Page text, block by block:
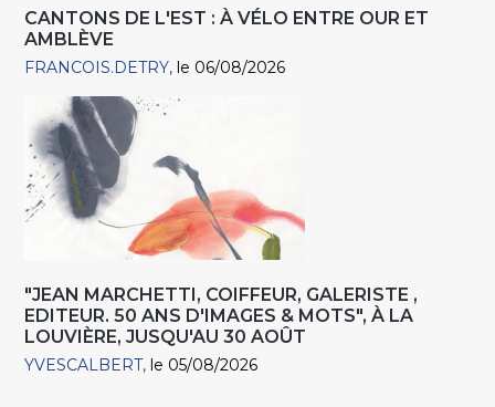
CANTONS DE L'EST : À VÉLO ENTRE OUR ET
AMBLÈVE
FRANCOIS.DETRY le 06/08/2026
"JEAN MARCHETTI, COIFFEUR, GALERISTE ,
EDITEUR. 50 ANS D'IMAGES & MOTS", À LA
LOUVIÈRE, JUSQU'AU 30 AOÛT
YVESCALBERT le 05/08/2026